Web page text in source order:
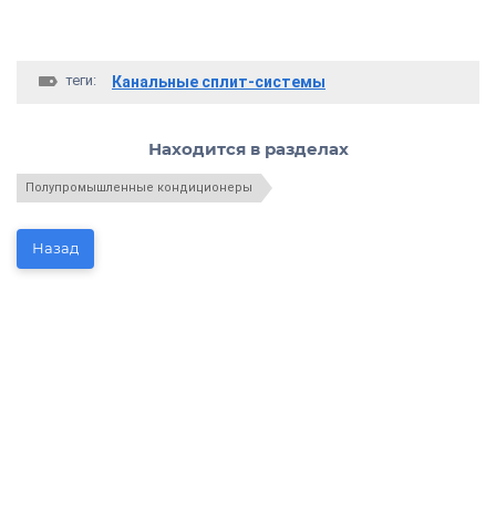
теги: Канальные сплит-системы
Находится в разделах
Полупромышленные кондиционеры
Назад